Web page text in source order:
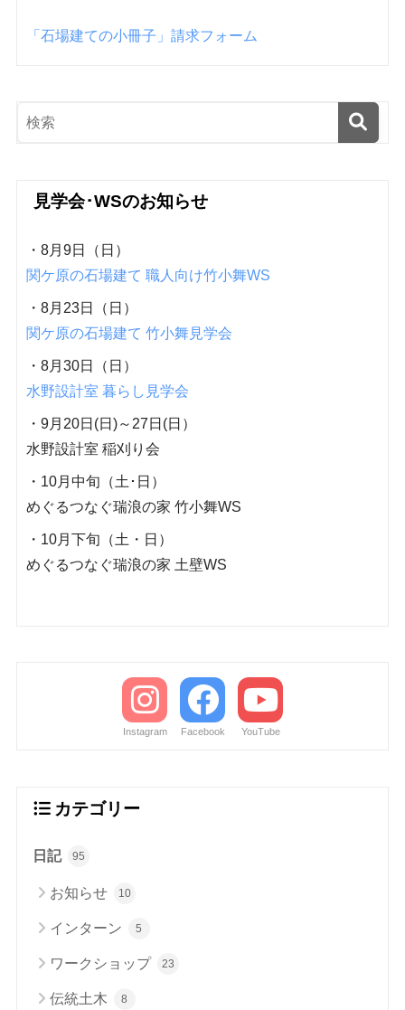
「石場建ての小冊子」請求フォーム
見学会･WSのお知らせ
・8月9日（日）
関ケ原の石場建て 職人向け竹小舞WS
・8月23日（日）
関ケ原の石場建て 竹小舞見学会
・8月30日（日）
水野設計室 暮らし見学会
・9月20日(日)～27日(日）
水野設計室 稲刈り会
・10月中旬（土･日）
めぐるつなぐ瑞浪の家 竹小舞WS
・10月下旬（土・日）
めぐるつなぐ瑞浪の家 土壁WS
Instagram Facebook YouTube
カテゴリー
日記 95
お知らせ 10
インターン 5
ワークショップ 23
伝統土木 8